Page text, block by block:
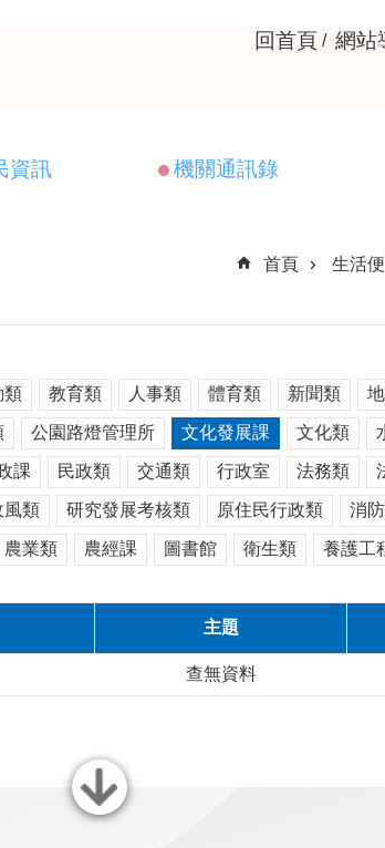
回首頁 網站
資訊 機關通訊錄
首頁
生活
類 教育類 人事類 體育類 新聞類
公園路燈管理所 文化發展課 文化類
課 民政類 交通類 行政室 法務類
風類 研究發展考核類 原住民行政類 消
農業類 農經課 圖書館 衛生類 養護工
主題
查無資料
關閉